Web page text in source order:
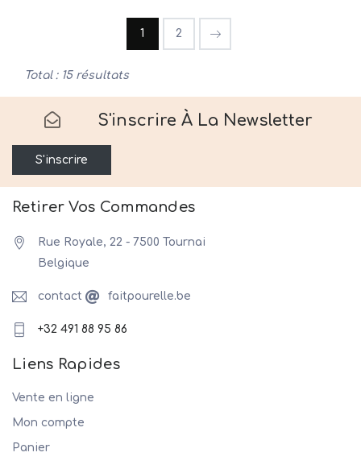
Longueur Pull 65cm, largeur élastique de
de 42cm à 50cm
Taille M/L:
Longueur Pull 68cm, largeur élastique de
Longueur Pantalon 96cm, largeur élastique
1 2
Total : 15 résultats
S'inscrire À La Newsletter
S'inscrire
Retirer Vos Commandes
Rue Royale, 22 - 7500 Tournai
Belgique
contact faitpourelle.be
+32 491 88 95 86
Liens Rapides
Vente en ligne
Mon compte
Panier